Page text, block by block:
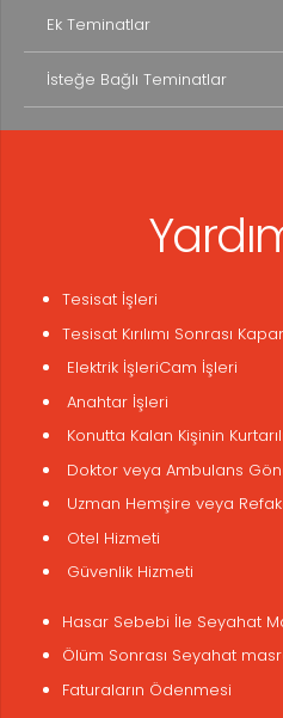
Ek Teminatlar
İsteğe Bağlı Teminatlar
Tesisat İşleri
Tesisat Kırılımı Sonrası
Elektrik İşleriCam İşleri
Anahtar İşleri
Konutta Kalan Kişinin
Doktor veya Ambulans
Uzman Hemşire veya
Otel Hizmeti
Güvenlik Hizmeti
Hasar Sebebi İle Seyahat
Ölüm Sonrası Seyahat
Faturaların Ödenmesi